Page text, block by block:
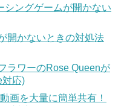
シングゲームが開かない
開かないときの対処法
ラワーのRose Queenが
対応)
画を大量に簡単共有！